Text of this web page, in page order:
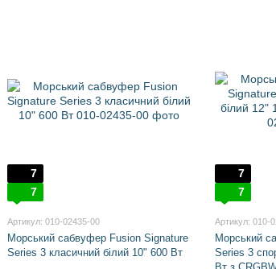
7
7
Артикул: 010-02435-00
Морський сабвуфер Fusion Signature
Series 3 класичний білий 10" 600 Вт
7
7
Артикул: 010-
Морський
Series 3